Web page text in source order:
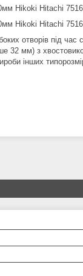
Hikoki Hitachi
Hikoki Hitachi
отворів під
32 мм) з
інших